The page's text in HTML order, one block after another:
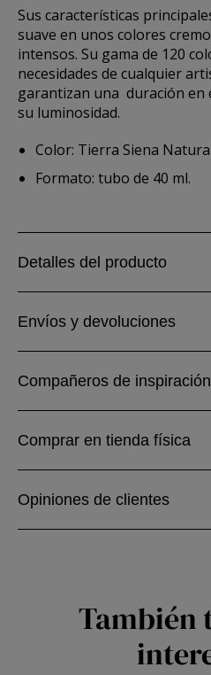
Sus características
suave en unos colores
intensos. Su gama de 120
necesidades de cualquier
garantizan una duración en
su luminosidad.
Color: Tierra Siena
Formato: tubo de 40 ml.
Detalles del producto
Envíos y devoluciones
Compañeros de inspiración
Comprar en tienda física
Opiniones de clientes
También